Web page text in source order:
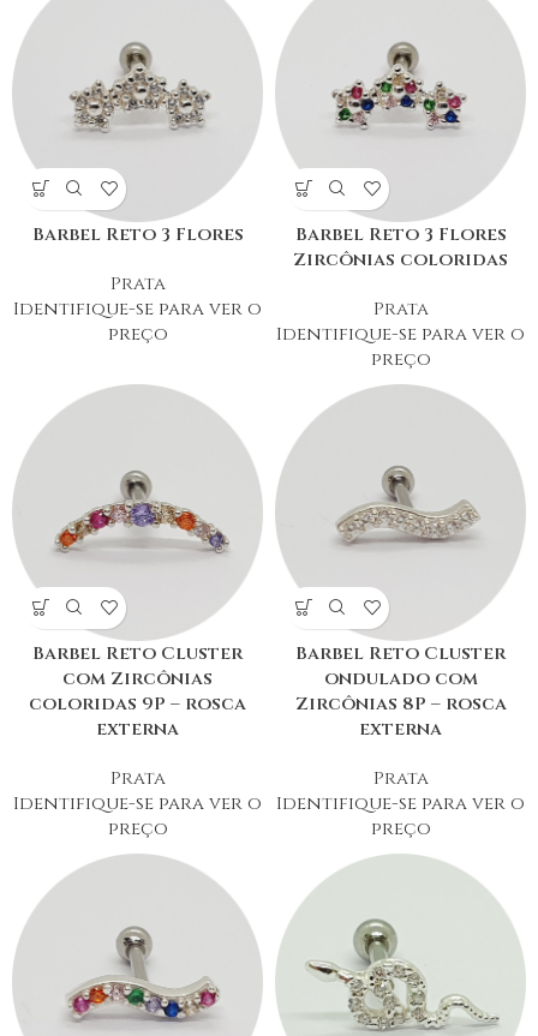
Barbel Reto 3 Flores
Prata
Identifique-se para ver o
preço
Barbel Reto 3 Flores
Zircônias coloridas
Prata
Identifique-se para ver o
preço
Barbel Reto Cluster
com Zircônias
coloridas 9P – rosca
externa
Prata
Identifique-se para ver o
preço
Barbel Reto Cluster
ondulado com
Zircônias 8P – rosca
externa
Prata
Identifique-se para ver o
preço